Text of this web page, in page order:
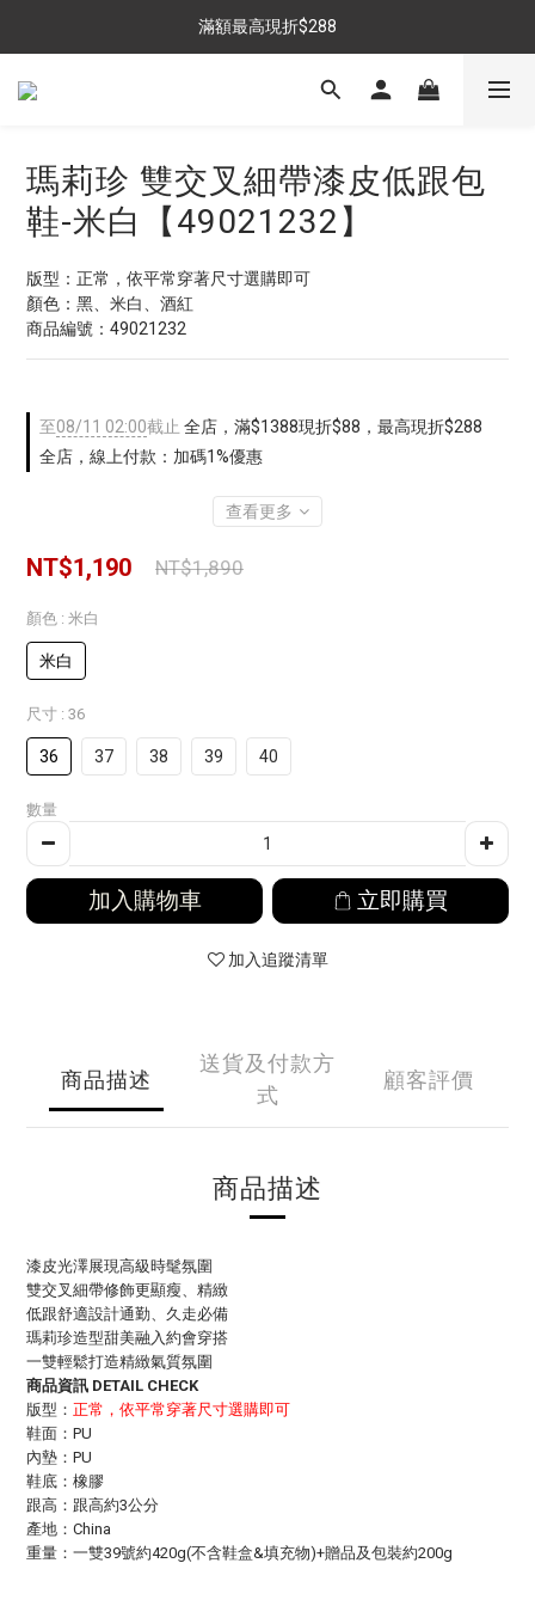
$699免運，優惠品點數5倍送
滿額最高現折$288
雨靴特價優惠中>>點我查看
瑪莉珍 雙交叉細帶漆皮低跟包
鞋-米白【49021232】
版型：正常，依平常穿著尺寸選購即可
顏色：黑、米白、酒紅
商品編號：49021232
至08/11 02:00截止 全店，滿$1388現折$88，最高現折$288
全店，線上付款：加碼1%優惠
查看更多
NT$1,190 NT$1,890
顏色 : 米白
米白
尺寸 : 36
36 37 38 39 40
數量
加入購物車 立即購買
加入追蹤清單
商品描述
送貨及付款方
式
顧客評價
商品描述
漆皮光澤展現高級時髦氛圍
雙交叉細帶修飾更顯瘦、精緻
低跟舒適設計通勤、久走必備
瑪莉珍造型甜美融入約會穿搭
一雙輕鬆打造精緻氣質氛圍
商品資訊 DETAIL CHECK
版型： 正常，依平常穿著尺寸選購即可
鞋面：PU
內墊：PU
鞋底：橡膠
跟高：跟高約3公分
產地：China
重量：一雙39號約420g(不含鞋盒&填充物)+贈品及包裝約200g